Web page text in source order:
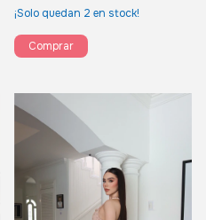
¡Solo quedan 2 en stock!
Comprar